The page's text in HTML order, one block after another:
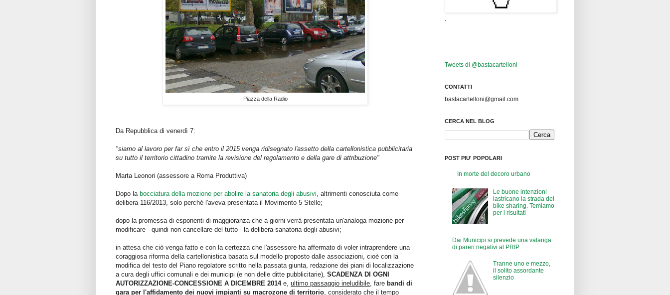
Piazza della Radio
Da Repubblica di venerdì 7:
"siamo al lavoro per far sì che entro il 2015 venga ridisegnato l'assetto della cartellonistica pubblicitaria
su tutto il territorio cittadino tramite la revisione del regolamento e della gare di attribuzione"
Marta Leonori (assessore a Roma Produttiva)
Dopo la bocciatura della mozione per abolire la sanatoria degli abusivi, altrimenti conosciuta come
delibera 116/2013, solo perché l'aveva presentata il Movimento 5 Stelle;
dopo la promessa di esponenti di maggioranza che a giorni verrà presentata un'analoga mozione per
modificare - quindi non cancellare del tutto - la delibera-sanatoria degli abusivi;
in attesa che ciò venga fatto e con la certezza che l'assessore ha affermato di voler intraprendere una
coraggiosa riforma della cartellonistica basata sul modello proposto dalle associazioni, cioè con la
modifica del testo del Piano regolatore scritto nella passata giunta, redazione dei piani di localizzazione
a cura degli uffici comunali e dei municipi (e non delle ditte pubblicitarie), SCADENZA DI OGNI
AUTORIZZAZIONE-CONCESSIONE A DICEMBRE 2014e, ultimo passaggio ineludibile, fare bandi di
gara per l'affidamento dei nuovi impianti su macrozone di territorio, considerato che il tempo
Tweets di @bastacartelloni
CONTATTI
bastacartelloni@gmail.com
CERCA NEL BLOG
POST PIU' POPOLARI
In morte del decoro urbano
Le buone intenzioni
lastricano la strada del
bike sharing. Temiamo
per i risultati
Dai Municipi si prevede una valanga
di pareri negativi al PRIP
Tranne uno e mezzo,
il solito assordante
silenzio